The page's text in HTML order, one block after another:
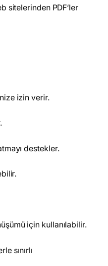
sitelerinden PDF’ler
izin verir.
destekler.
için kullanılabilir.
sınırlı